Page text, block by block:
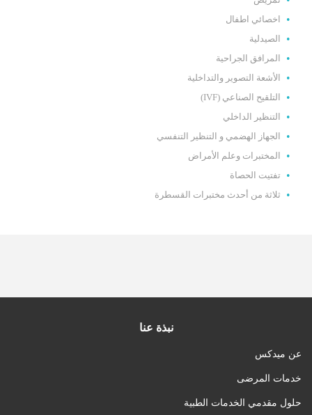
اخصائي اطفال
الصيدلية
المرافق الجراحية
الأشعة التصوير والتداخلية
التلقيح الصناعي (IVF)
التنظير الداخلي
الجهاز الهضمي و التنظير التنفسي
المختبرات وعلم الأمراض
تفتيت الحصاة
ثلاثة من أحدث مختبرات القسطرة
نبذة عنا
عن ميدكس
خدمات المرضى
حلول مقدمي الخدمات الطبية